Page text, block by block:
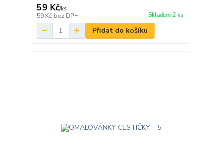
59 Kč/ks
59 Kč bez DPH Skladem 2 ks
Přidat do košíku